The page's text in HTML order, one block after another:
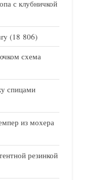
с клубничкой
(18 806)
схема
спицами
из мохера
резинкой